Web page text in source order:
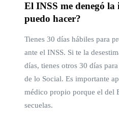
El INSS me denegó
puedo hacer?
Tienes 30 días hábiles para
ante el INSS. Si te la
días, tienes otros 30 días
de lo Social. Es importante
médico propio porque el del
secuelas.